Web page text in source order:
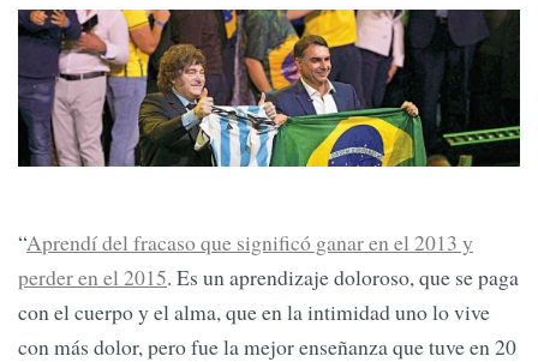
“Aprendí del fracaso que significó ganar en el 2013 y
perder en el 2015. Es un aprendizaje doloroso, que se paga
con el cuerpo y el alma, que en la intimidad uno lo vive
con más dolor, pero fue la mejor enseñanza que tuve en 20